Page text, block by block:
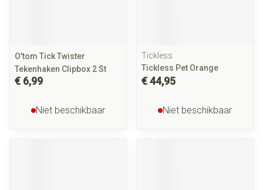
O'tom Tick Twister
Tekenhaken Clipbox 2 St
€ 6,99
Niet beschikbaar
Tickless
Tickless Pet Orange
€ 44,95
Niet beschikbaar